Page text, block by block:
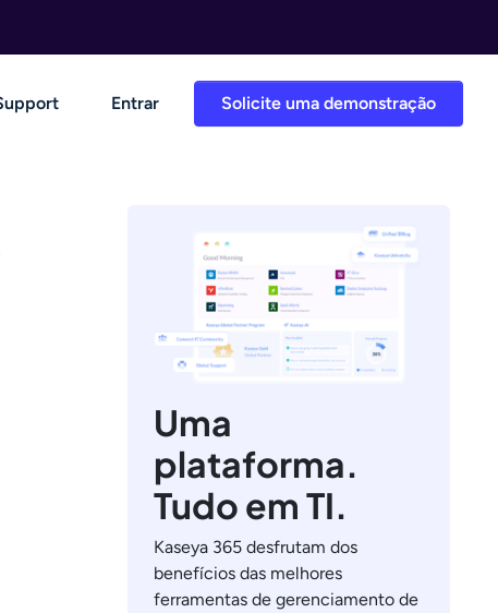
Solicite uma demonstração
Entrar
Uma
plataforma.
Tudo em TI.
Kaseya 365 desfrutam dos
benefícios das melhores
ferramentas de gerenciamento de